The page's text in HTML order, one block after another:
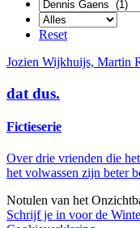
Reset
Jozien Wijkhuijs, Martin
dat dus.
Fictieserie
Over drie vrienden die
het volwassen zijn beter
Notulen van het
Schrijf je in voor de